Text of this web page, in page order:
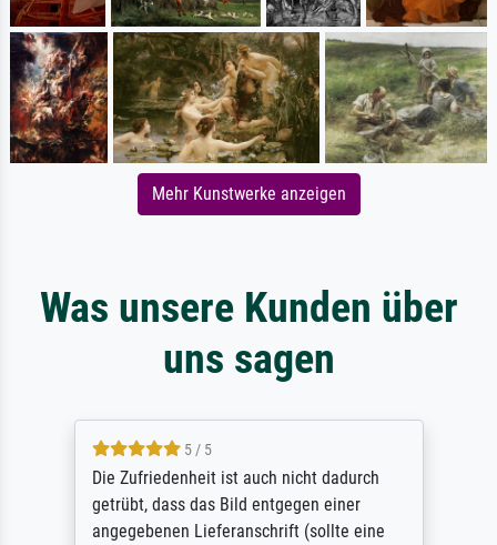
Mehr Kunstwerke anzeigen
Was unsere Kunden über
uns sagen
5 / 5
Die Zufriedenheit ist auch nicht dadurch
getrübt, dass das Bild entgegen einer
angegebenen Lieferanschrift (sollte eine